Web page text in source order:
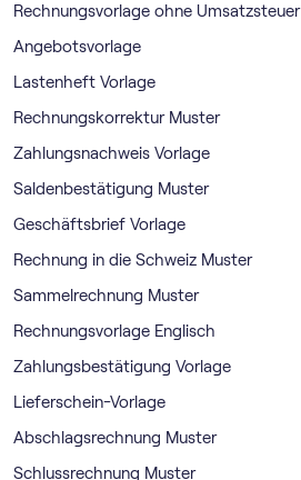
Rechnungsvorlage ohne Umsatzsteuer
Angebotsvorlage
Lastenheft Vorlage
Rechnungskorrektur Muster
Zahlungsnachweis Vorlage
Saldenbestätigung Muster
Geschäftsbrief Vorlage
Rechnung in die Schweiz Muster
Sammelrechnung Muster
Rechnungsvorlage Englisch
Zahlungsbestätigung Vorlage
Lieferschein-Vorlage
Abschlagsrechnung Muster
Schlussrechnung Muster